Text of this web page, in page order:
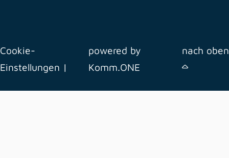
Cookie-
Einstellungen |
powered by
Komm.ONE
nach oben